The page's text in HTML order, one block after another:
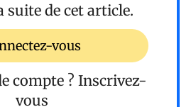
suite de cet article.
vous
compte ? Inscrivez-
vous